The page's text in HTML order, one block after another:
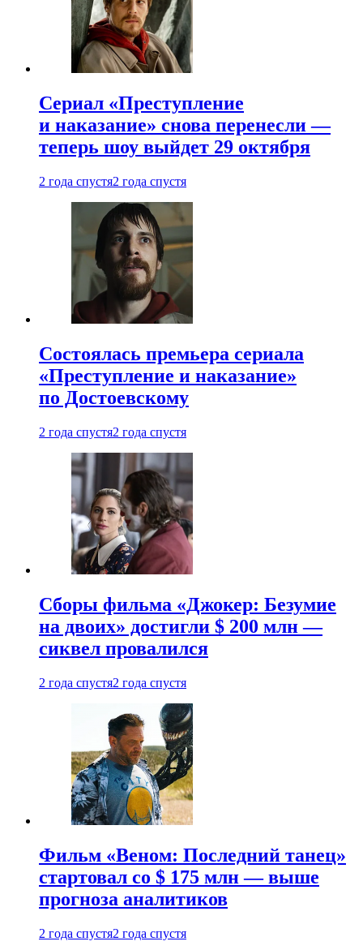
Сериал «Преступление
и наказание» снова перенесли —
теперь шоу выйдет 29 октября
2 года спустя2 года спустя
Состоялась премьера сериала
«Преступление и наказание»
по Достоевскому
2 года спустя2 года спустя
Сборы фильма «Джокер: Безумие
на двоих» достигли $ 200 млн —
сиквел провалился
2 года спустя2 года спустя
Фильм «Веном: Последний танец»
стартовал со $ 175 млн — выше
прогноза аналитиков
2 года спустя2 года спустя